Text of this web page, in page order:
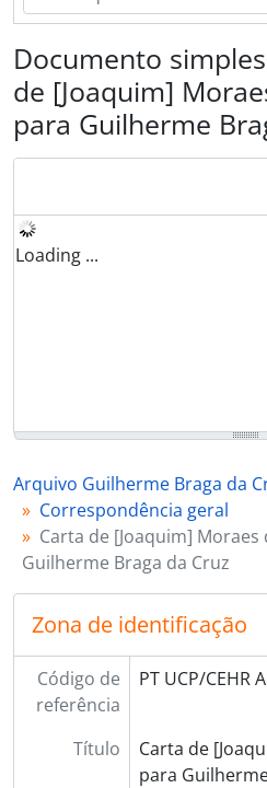
Documento
de [Joaquim]
para Guilherme
Loading ...
Arquivo Guilherme Braga da
Correspondência geral
Carta de [Joaquim]
Guilherme Braga da Cruz
Zona de identificação
Código de
referência
PT UCP/CEHR
Título
Carta de
para